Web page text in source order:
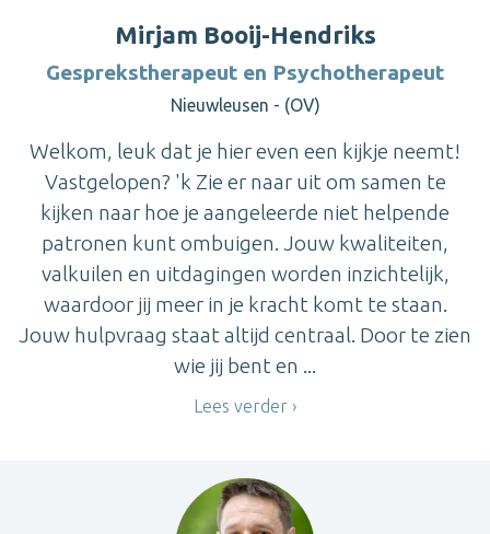
Mirjam Booij-Hendriks
Gesprekstherapeut en Psychotherapeut
Nieuwleusen - (OV)
Welkom, leuk dat je hier even een kijkje neemt!
Vastgelopen? 'k Zie er naar uit om samen te
kijken naar hoe je aangeleerde niet helpende
patronen kunt ombuigen. Jouw kwaliteiten,
valkuilen en uitdagingen worden inzichtelijk,
waardoor jij meer in je kracht komt te staan.
Jouw hulpvraag staat altijd centraal. Door te zien
wie jij bent en ...
Lees verder